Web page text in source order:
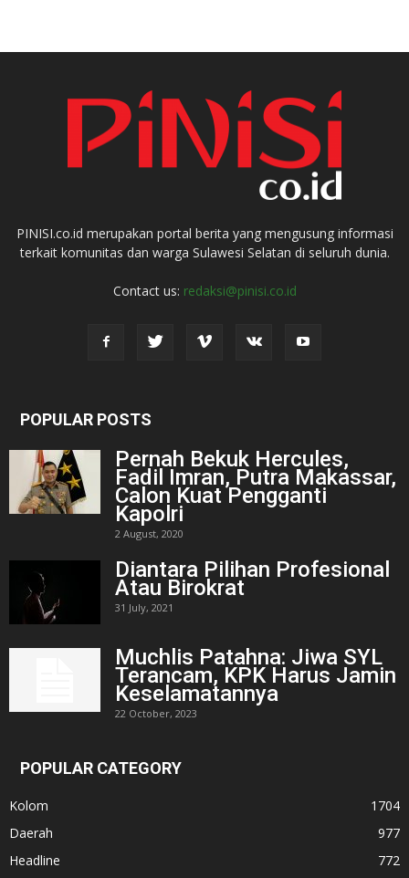
PINISI.co.id merupakan portal berita yang mengusung informasi
terkait komunitas dan warga Sulawesi Selatan di seluruh dunia.
Contact us: redaksi@pinisi.co.id
POPULAR POSTS
Pernah Bekuk Hercules,
Fadil Imran, Putra Makassar,
Calon Kuat Pengganti
Kapolri
2 August, 2020
Diantara Pilihan Profesional
Atau Birokrat
31 July, 2021
Muchlis Patahna: Jiwa SYL
Terancam, KPK Harus Jamin
Keselamatannya
22 October, 2023
POPULAR CATEGORY
Kolom
1704
Daerah
977
Headline
772